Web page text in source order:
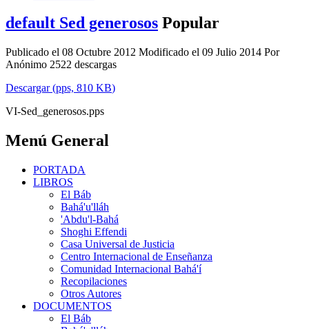
default Sed generosos Popular
Publicado el 08 Octubre 2012 Modificado el 09 Julio 2014 Por
Anónimo 2522 descargas
Descargar(pps, 810 KB)
VI-Sed_generosos.pps
Menú General
PORTADA
LIBROS
El Báb
Bahá'u'lláh
'Abdu'l-Bahá
Shoghi Effendi
Casa Universal de Justicia
Centro Internacional de Enseñanza
Comunidad Internacional Bahá'í
Recopilaciones
Otros Autores
DOCUMENTOS
El Báb